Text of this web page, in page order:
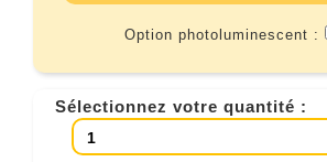
Option photoluminescent :
Sélectionnez votre quantité :